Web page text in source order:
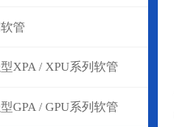
管
XPA / XPU系列软管
GPA / GPU系列软管